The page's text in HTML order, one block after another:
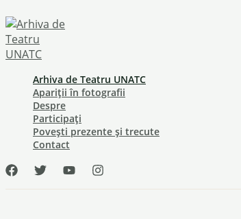
to
content
Arhiva de Teatru UNATC
Apariții în fotografii
Despre
Participați
Povești prezente și trecute
Contact